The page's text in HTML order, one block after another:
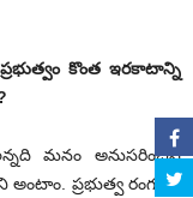
కొంత ఇరకాటాన్ని
మనం అనుసరించిన
ప్రభుత్వ రంగంలో